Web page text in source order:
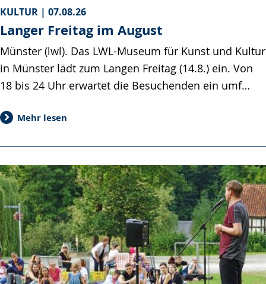
KULTUR | 07.08.26
Langer Freitag im August
Münster (lwl). Das LWL-Museum für Kunst und Kultur
in Münster lädt zum Langen Freitag (14.8.) ein. Von
18 bis 24 Uhr erwartet die Besuchenden ein umf…
Mehr lesen